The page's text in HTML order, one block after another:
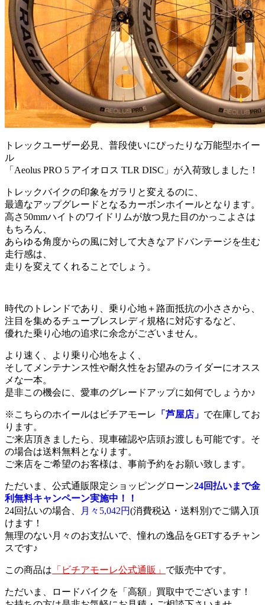
トレックユーザー必見、普段使いにぴったりな万能型ホイー
ル
「Aeolus PRO 5 アイオロス TLR DISC」が入荷致しました！
トレックバイクの印象をガラリと変えるのに、
最適なアップグレードとなるカーボンホイールとなります。
高さ50mmハイトのワイドリムが放つ見た目のかっこよさは
もちろん、
あらゆる角度からの風に対して大きなアドバンテージを生む
走行感は、
走りを変えてくれることでしょう。
時代のトレンドであり、乗り心地＋路面抵抗の小ささから、
注目を集めるチューブレスレディ規格に対応するなど、
優れた乗り心地の追求に余念がございません。
より速く、より乗り心地をよく、
そしてメンテナンス性や耐久性をお望みのライダーにオスス
メな一本。
是非この機会に、愛車のグレードアップに如何でしょうか♪
※こちらのホイールはビチアモーレ 「芦屋店」 で在庫してお
ります。
ご来店頂きましたら、現車確認や店頭お渡しも可能です。そ
の場合は送料無料となります。
ご来店をご希望のお客様は、事前予約をお願い致します。
ただいま、公式通販限定ショッピングローン24回払いまで金
利無料キャンペーン実施中！！
24回払いの場合、
月々5,042円(消費税込・送料別)でご購入頂
けます！
無理のない月々のお支払いで、憧れの逸品をGETするチャン
スです♪
この商品は 「ビチアモーレ公式通販」 で販売中です。
ただいま、ロードバイクを「高額」買取中でございます！